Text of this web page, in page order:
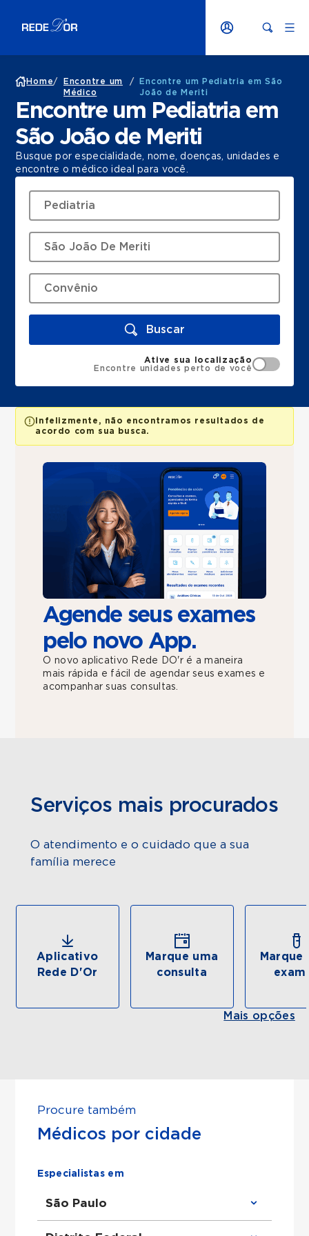
Home/
Encontre um
Médico
/
Encontre um Pediatria em São
João de Meriti
Encontre um Pediatria em
São João de Meriti
Busque por especialidade, nome, doenças, unidades e
encontre o médico ideal para você.
Buscar
Ative sua localização
Encontre unidades perto de você
Infelizmente, não encontramos resultados de
acordo com sua busca.
Agende seus exames
pelo novo App.
O novo aplicativo Rede DO'r é a maneira
mais rápida e fácil de agendar seus exames e
acompanhar suas consultas.
Serviços mais procurados
O atendimento e o cuidado que a sua
família merece
Aplicativo
Rede D'Or
Marque uma
consulta
Marque
Mais opções
Procure também
Médicos por cidade
Especialistas em
São Paulo
Clínico Geral em São Paulo